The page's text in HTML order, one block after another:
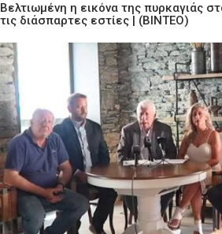
Βελτιωμένη η εικόνα της πυρκαγιάς
τις διάσπαρτες εστίες | (ΒΙΝΤΕΟ)